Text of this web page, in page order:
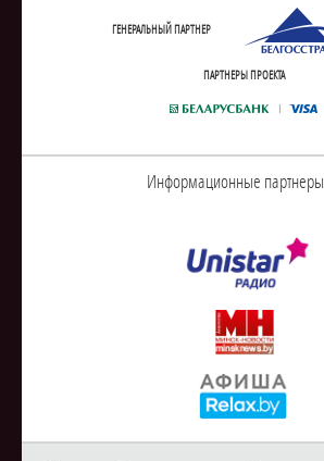
ГЕНЕРАЛЬНЫЙ ПАРТНЕР
ПАРТНЕРЫ ПРОЕКТА
Информационные партнеры